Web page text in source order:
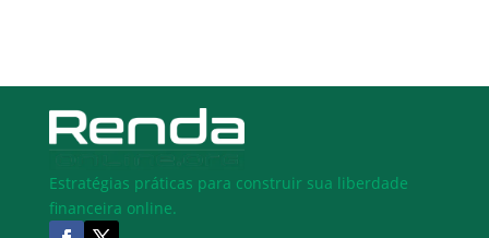
Estratégias práticas para construir sua liberdade
financeira online.